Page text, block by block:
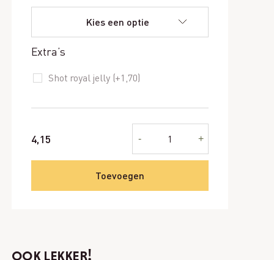
Extra’s
Shot royal jelly (+1,70)
4,15 +
aantal
-
Toevoegen
ook lekker!